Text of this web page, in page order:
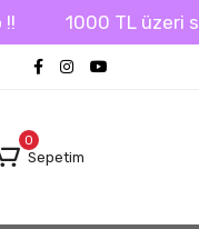
1000 TL üzeri
0
Sepetim